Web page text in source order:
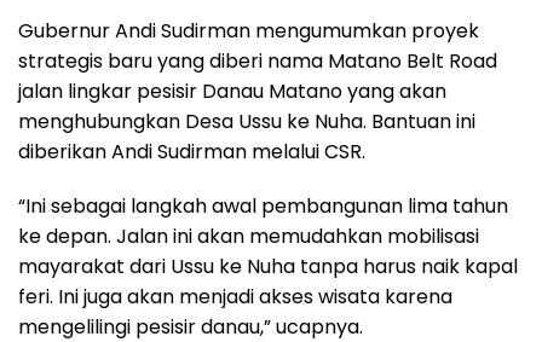
Gubernur Andi Sudirman mengumumkan proyek
strategis baru yang diberi nama Matano Belt Road
jalan lingkar pesisir Danau Matano yang akan
menghubungkan Desa Ussu ke Nuha. Bantuan ini
diberikan Andi Sudirman melalui CSR.
“Ini sebagai langkah awal pembangunan lima tahun
ke depan. Jalan ini akan memudahkan mobilisasi
mayarakat dari Ussu ke Nuha tanpa harus naik kapal
feri. Ini juga akan menjadi akses wisata karena
mengelilingi pesisir danau,” ucapnya.